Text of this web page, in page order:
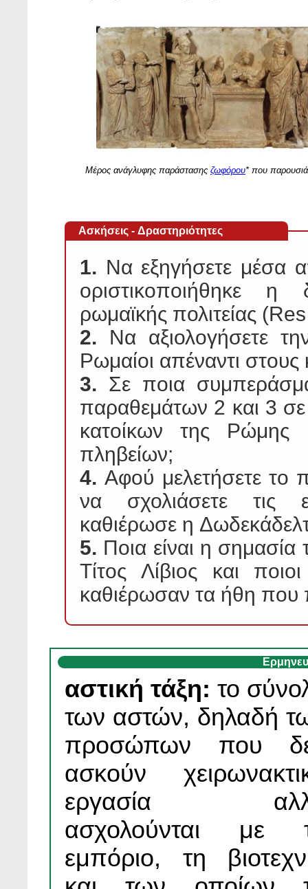
Μέρος ανάγλυφης παράστασης ζωφόρου* που
Ασκήσεις - Δραστηριότητες
1. Να εξηγήσετε μέσα
οριστικοποιήθηκε
ρωμαϊκής πολιτείας
2. Να αξιολογήσετε
Ρωμαίοι απέναντι
3. Σε ποια
παραθεμάτων 2 και 3
κατοίκων της Ρώμης
πληβείων;
4. Αφού μελετήσετε το
να σχολιάσετε τις
καθιέρωσε η
5. Ποια είναι η σημασία
Τίτος Λίβιος και
καθιέρωσαν τα ήθη που
αστική τάξη: το
των αστών, δηλαδή
προσώπων που
ασκούν
εργασία
ασχολούνται με
εμπόριο, τη